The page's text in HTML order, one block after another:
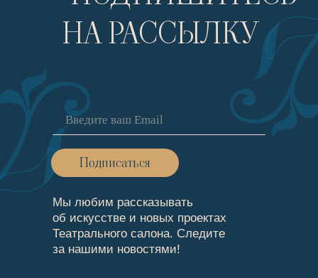
Мы любим рассказывать
об искусстве и новых проектах
Театрального cалона. Следите
за нашими новостями!
НА РАССЫЛКУ
Подписаться